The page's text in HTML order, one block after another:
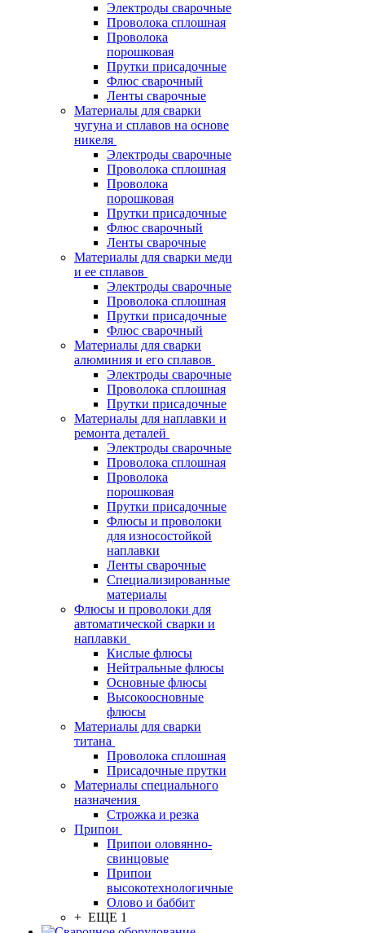
Электроды сварочные
Проволока сплошная
Проволока
порошковая
Прутки присадочные
Флюс сварочный
Ленты сварочные
Материалы для сварки
чугуна и сплавов на основе
никеля
Электроды сварочные
Проволока сплошная
Проволока
порошковая
Прутки присадочные
Флюс сварочный
Ленты сварочные
Материалы для сварки меди
и ее сплавов
Электроды сварочные
Проволока сплошная
Прутки присадочные
Флюс сварочный
Материалы для сварки
алюминия и его сплавов
Электроды сварочные
Проволока сплошная
Прутки присадочные
Материалы для наплавки и
ремонта деталей
Электроды сварочные
Проволока сплошная
Проволока
порошковая
Прутки присадочные
Флюсы и проволоки
для износостойкой
наплавки
Ленты сварочные
Специализированные
материалы
Флюсы и проволоки для
автоматической сварки и
наплавки
Кислые флюсы
Нейтральные флюсы
Основные флюсы
Высокоосновные
флюсы
Материалы для сварки
титана
Проволока сплошная
Присадочные прутки
Материалы специального
назначения
Строжка и резка
Припои
Припои оловянно-
свинцовые
Припои
высокотехнологичные
Олово и баббит
+ ЕЩЕ 1